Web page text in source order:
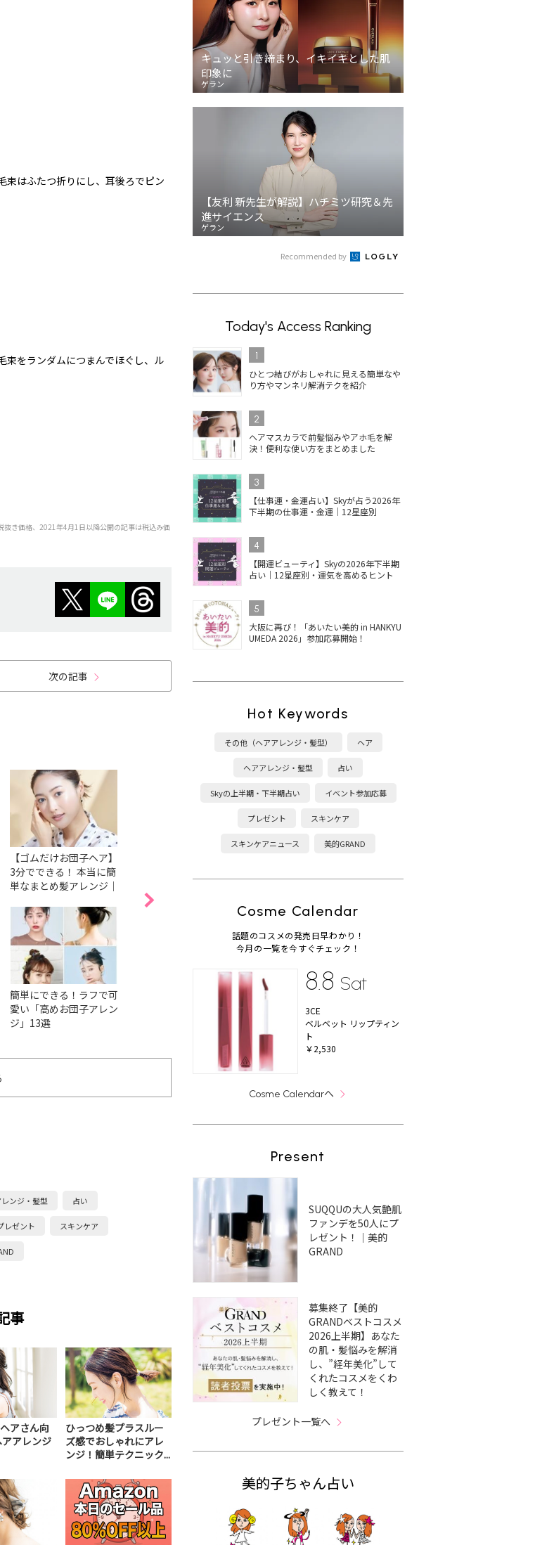
束はふたつ折りにし、耳後ろでピン
束をランダムにつまんでほぐし、ル
き価格、2021年4月1日以降公開の記事は税込み価
次の記事
【ゴムだけお団子ヘア】
3分でできる！ 本当に簡
単なまとめ髪アレンジ｜
解決塾Vol.35
簡単にできる！ラフで可
愛い「高めお団子アレン
ジ」13選
低めお団子の3つのやり
方とアレンジ【12選】髪
の長さ別に作り方が分か
簡単！セミロング×お団
子があか抜ける「18のア
レンジ術」
レンジ「くるりんぱお団
ンジ・髪型 占い
レゼント スキンケア
事
アさん向
アレンジ
ひっつめ髪プラスルー
ズ感でおしゃれにアレ
ンジ！簡単テクニック...
キュッと引き締まり、イキイキとした肌
印象に
ゲラン
【友利 新先生が解説】ハチミツ研究＆先
進サイエンス
ゲラン
Recommended by
Today's Access Ranking
1
ひとつ結びがおしゃれに見える簡単なや
り方やマンネリ解消テクを紹介
2
ヘアマスカラで前髪悩みやアホ毛を解
決！便利な使い方をまとめました
3
【仕事運・金運占い】Skyが占う2026年
下半期の仕事運・金運｜12星座別
4
【開運ビューティ】Skyの2026年下半期
占い｜12星座別・運気を高めるヒント
5
大阪に再び！「あいたい美的 in HANKYU
UMEDA 2026」参加応募開始！
Hot Keywords
その他（ヘアアレンジ・髪型） ヘア
ヘアアレンジ・髪型 占い
Skyの上半期・下半期占い イベント参加応募
プレゼント スキンケア
スキンケアニュース 美的GRAND
Cosme Calendar
話題のコスメの発売日早わかり！
今月の一覧を今すぐチェック！
8.8 Sat
3CE
ベルベット リップティン
ト
￥2,530
Cosme Calendarへ
Present
SUQQUの大人気艶肌
ファンデを50人にプ
レゼント！｜美的
GRAND
募集終了【美的
GRANDベストコスメ
2026上半期】あなた
の肌・髪悩みを解消
し、”経年美化”して
くれたコスメをくわ
しく教えて！
プレゼント一覧へ
美的子ちゃん占い